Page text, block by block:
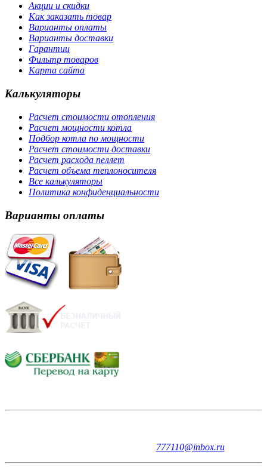
Акции и скидки
Как заказать товар
Варианты оплаты
Варианты доставки
Гарантии
Фильтр товаров
Карта сайта
Калькуляторы
Расчет стоимости отопления
Расчет мощности котла
Подбор котла по мощности
Расчет стоимости доставки
Расчет расхода пеллет
Расчет объема теплоносителя
Все калькуляторы
Политика конфиденциальности
Варианты оплаты
777110@inbox.ru